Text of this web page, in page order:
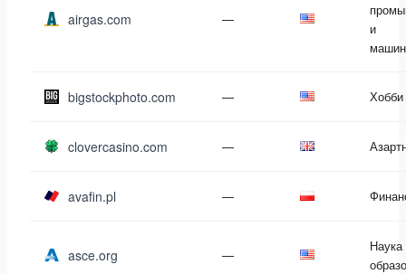
airgas.com —
и
bigstockphoto.com —
clovercasino.com —
avafin.pl —
asce.org —
Наука